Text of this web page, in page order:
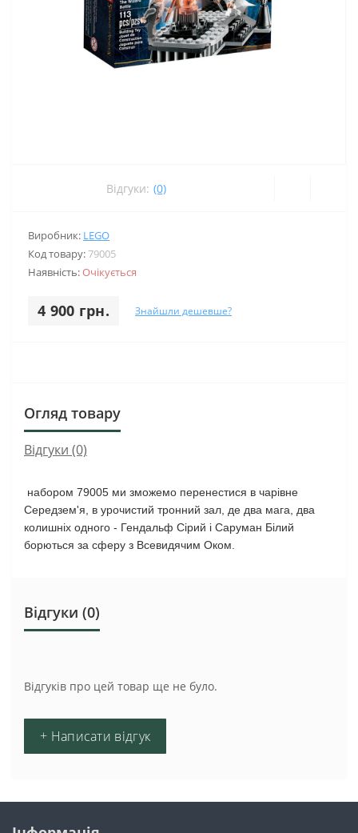
Відгуки: (0)
Виробник: LEGO
Код товару:79005
Наявність:Очікується
4 900 грн. Знайшли дешевше?
Огляд товару
Відгуки (0)
набором 79005 ми зможемо перенестися в чарівне
Середзем'я, в урочистий тронний зал, де два мага, два
колишніх одного - Гендальф Сірий і Саруман Білий
борються за сферу з Всевидячим Оком.
Відгуки (0)
Відгуків про цей товар ще не було.
+ Написати відгук